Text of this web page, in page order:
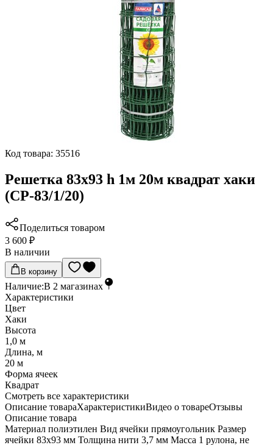
Код товара: 35516
Решетка 83х93 h 1м 20м квадрат хаки
(СР-83/1/20)
Поделиться товаром
3 600 ₽
В наличии
В корзину
Наличие:В 2 магазинах
Характеристики
Цвет
Хаки
Высота
1,0 м
Длина, м
20 м
Форма ячеек
Квадрат
Cмотреть все характеристики
Описание товараХарактеристикиВидео о товареОтзывы
Описание товара
Материал полиэтилен Вид ячейки прямоугольник Размер
ячейки 83х93 мм Толщина нити 3,7 мм Масса 1 рулона, не